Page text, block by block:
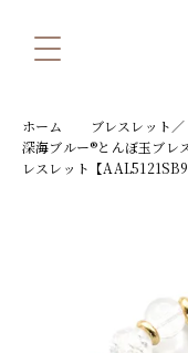
ホーム ブレスレット
深海ブルー®とんぼ玉ブ
レスレット【